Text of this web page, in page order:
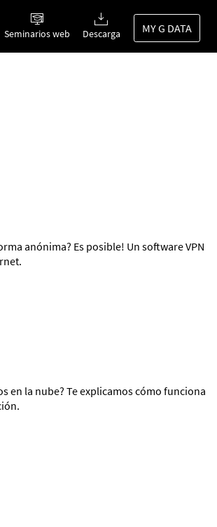
Seminarios web Descarga MY G DATA
anónima? Es posible! Un software VPN
en la nube? Te explicamos cómo funciona